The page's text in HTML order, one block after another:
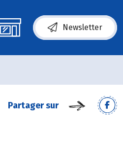
Newsletter
Partager sur